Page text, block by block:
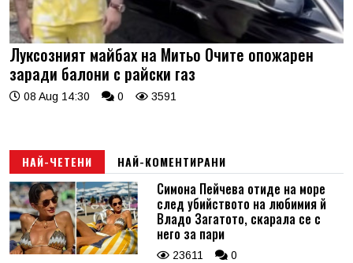
Луксозният майбах на Митьо Очите опожарен
заради балони с райски газ
08 Aug 14:30 0 3591
НАЙ-ЧЕТЕНИ НАЙ-КОМЕНТИРАНИ
Симона Пейчева отиде на море
след убийството на любимия й
Владо Загатото, скарала се с
него за пари
23611 0